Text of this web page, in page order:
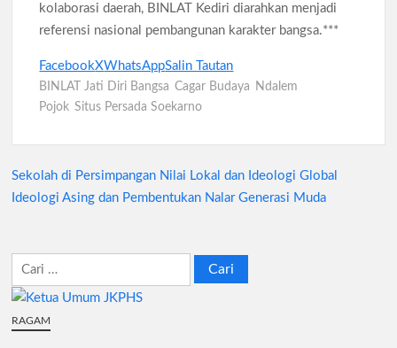
kolaborasi daerah, BINLAT Kediri diarahkan menjadi
referensi nasional pembangunan karakter bangsa.***
FacebookXWhatsAppSalin Tautan
BINLAT Jati Diri Bangsa Cagar Budaya
Ndalem
Pojok Situs Persada Soekarno
Navigasi
Sekolah di Persimpangan Nilai Lokal dan Ideologi Global
Ideologi Asing dan Pembentukan Nalar Generasi Muda
Cari
untuk:
RAGAM